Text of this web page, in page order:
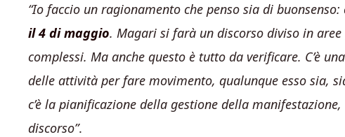
“Io faccio un ragionamento che penso sia di buonsenso:
il 4 di maggio. Magari si farà un discorso diviso in
complessi. Ma anche questo è tutto da verificare. C’è
delle attività per fare movimento, qualunque esso sia,
c’è la pianificazione della gestione della
discorso”.